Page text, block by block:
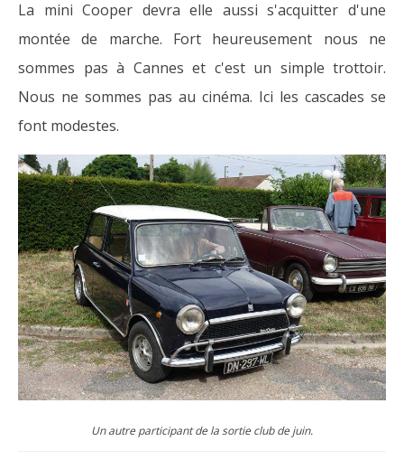
La mini Cooper devra elle aussi s'acquitter d'une
montée de marche. Fort heureusement nous ne
sommes pas à Cannes et c'est un simple trottoir.
Nous ne sommes pas au cinéma. Ici les cascades se
font modestes.
Un autre participant de la sortie club de juin.